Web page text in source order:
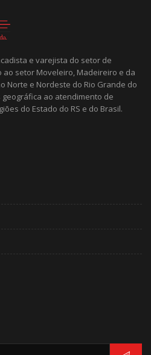
e varejista do setor de
setor Moveleiro, Madeireiro e da
Norte e Nordeste do Rio Grande do
ao atendimento de
do Estado do RS e do Brasil.